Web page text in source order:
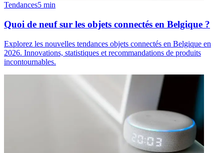
Tendances5 min
Quoi de neuf sur les objets connectés en Belgique ?
Explorez les nouvelles tendances objets connectés en Belgique en
2026. Innovations, statistiques et recommandations de produits
incontournables.